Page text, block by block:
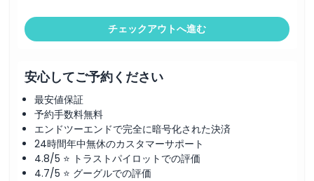
除外事項
注意事項
場所
チェックアウトへ進む
安心してご予約ください
最安値保証
予約手数料無料
エンドツーエンドで完全に暗号化された決済
24時間年中無休のカスタマーサポート
4.8/5 ⭐ トラストパイロットでの評価
4.7/5 ⭐ グーグルでの評価